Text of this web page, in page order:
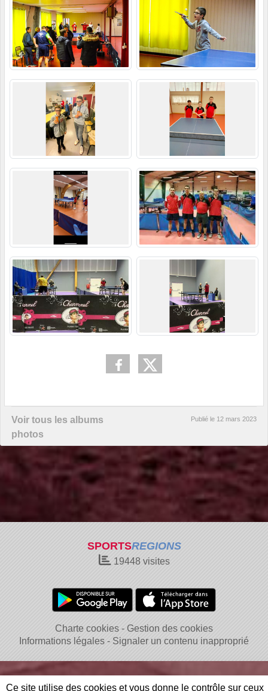
Voir tous les albums
photos
Publié le 12 mars 2023
SPORTSREGIONS
19448visites
Charte cookies
Gestion des cookies
Informations légales
Signaler un contenu inapproprié
Ce site utilise des cookies et vous donne le contrôle sur ceux